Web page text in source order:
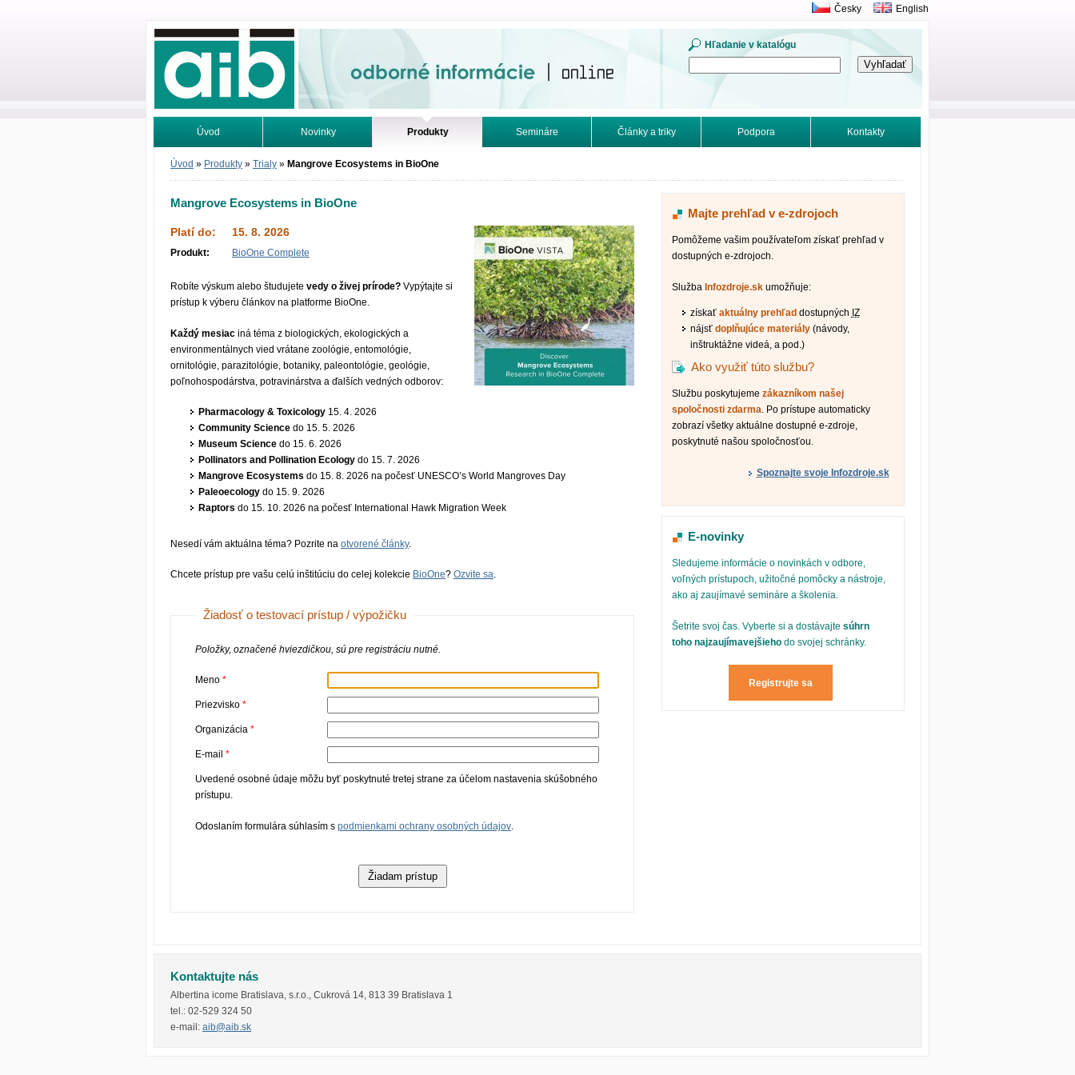
Odborné informácie. Online.
Hľadanie v katalógu
Česky English
Úvod Novinky Produkty Semináre Články a triky Podpora Kontakty
Vyhľadávanie Tutoriály
Úvod » Produkty » Trialy » Mangrove Ecosystems in BioOne
Mangrove Ecosystems in BioOne
Platí do: 15. 8. 2026
Produkt: BioOne Complete
Robíte výskum alebo študujete vedy o živej prírode? Vypýtajte si
prístup k výberu článkov na platforme BioOne.
Každý mesiac iná téma z biologických, ekologických a
environmentálnych vied vrátane zoológie, entomológie,
ornitológie, parazitológie, botaniky, paleontológie, geológie,
poľnohospodárstva, potravinárstva a ďalších vedných odborov:
Pharmacology & Toxicology15. 4. 2026
Community Sciencedo 15. 5. 2026
Museum Sciencedo 15. 6. 2026
Pollinators and Pollination Ecologydo 15. 7. 2026
Mangrove Ecosystems do 15. 8. 2026 na počesť UNESCO’s World Mangroves Day
Paleoecologydo 15. 9. 2026
Raptors do 15. 10. 2026 na počesť International Hawk Migration Week
Nesedí vám aktuálna téma? Pozrite na otvorené články.
Chcete prístup pre vašu celú inštitúciu do celej kolekcie BioOne? Ozvite sa.
Žiadosť o testovací prístup / výpožičku
Položky, označené hviezdičkou, sú pre registráciu nutné.
Meno
Priezvisko
Organizácia
E-mail
Uvedené osobné údaje môžu byť poskytnuté tretej strane za účelom nastavenia skúšobného
prístupu.
Odoslaním formulára súhlasím s podmienkami ochrany osobných údajov
Majte prehľad v e-zdrojoch
Pomôžeme vašim používateľom získať prehľad v
dostupných e-zdrojoch.
SlužbaInfozdroje.sk umožňuje:
získať aktuálny prehľad dostupných IZ
nájsť doplňujúce materiály(návody,
inštruktážne videá, a pod.)
Ako využiť túto službu?
Službu poskytujemezákazníkom našej
spoločnosti zdarma. Po prístupe automaticky
zobrazí všetky aktuálne dostupné e-zdroje,
poskytnuté našou spoločnosťou.
Spoznajte svoje Infozdroje.sk
E-novinky
Sledujeme informácie o novinkách v odbore,
voľných prístupoch, užitočné pomôcky a nástroje,
ako aj zaujímavé semináre a školenia.
Šetrite svoj čas. Vyberte si a dostávajtesúhrn
toho najzaujímavejšieho do svojej schránky.
Registrujte sa
Kontaktujte nás
Albertina icome Bratislava, s.r.o., Cukrová 14, 813 39 Bratislava 1
tel.: 02-529 324 50
e-mail: aib@aib.sk